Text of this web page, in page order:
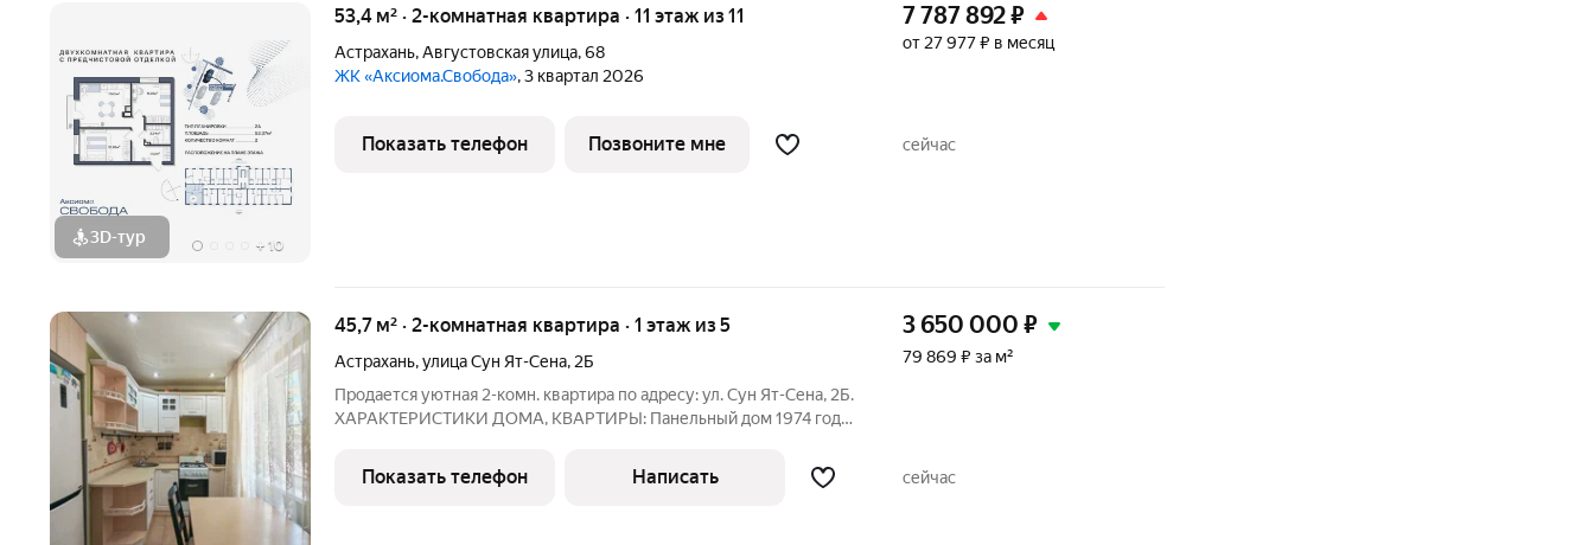
3D-тур + 10
53,4 м² · 2-комнатная квартира · 11 этаж из 11
Астрахань,Августовская улица,68
ЖК «Аксиома.Свобода», 3 квартал 2026
7 787 892₽
от 27 977 ₽ в месяц
Показать телефон Позвоните мне сейчас
45,7 м² · 2-комнатная квартира · 1 этаж из 5
Астрахань,улица Сун Ят-Сена, 2Б
Продается уютная 2-комн. квартира по адресу: ул. Сун Ят-Сена, 2Б.
ХАРАКТЕРИСТИКИ ДОМА, КВАРТИРЫ: Панельный дом 1974 года
дружелюбные соседи Предостаточное количество парковочных
мест, во дворе
3 650 000 ₽
79 869 ₽ за м²
Показать телефон Написать сейчас